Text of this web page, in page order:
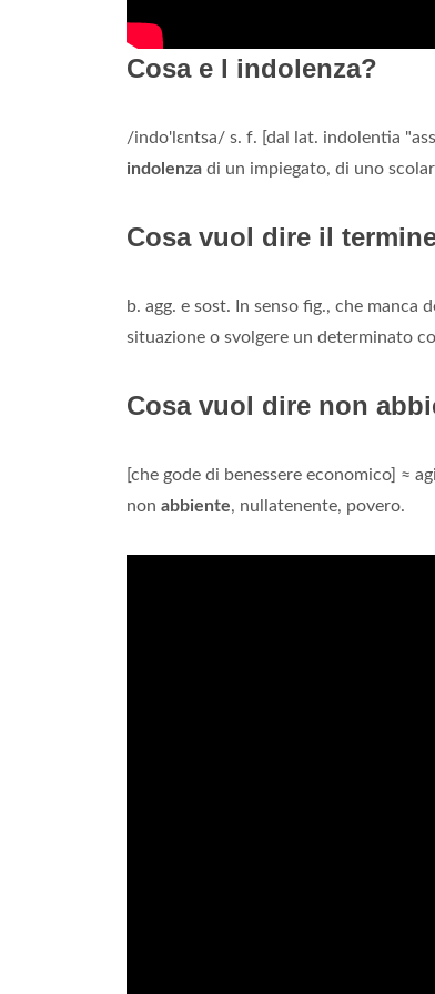
Cosa e l indolenza?
/indo'lɛntsa/ s. f. [dal lat. indolentia
indolenza di un impiegato, di uno
Cosa vuol dire il
b. agg. e sost. In senso fig., che manca
situazione o svolgere un determinato
Cosa vuol dire non
[che gode di benessere economico] ≈
non abbiente, nullatenente, povero.